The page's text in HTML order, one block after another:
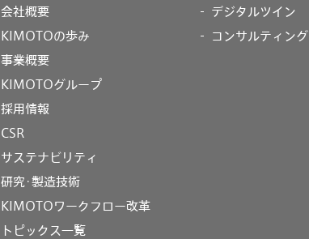
会社概要
KIMOTOの歩み
事業概要
KIMOTOグループ
採用情報
CSR
サステナビリティ
研究･製造技術
KIMOTOワークフロー改革
トピックス一覧
デジタルツイン
コンサルティング